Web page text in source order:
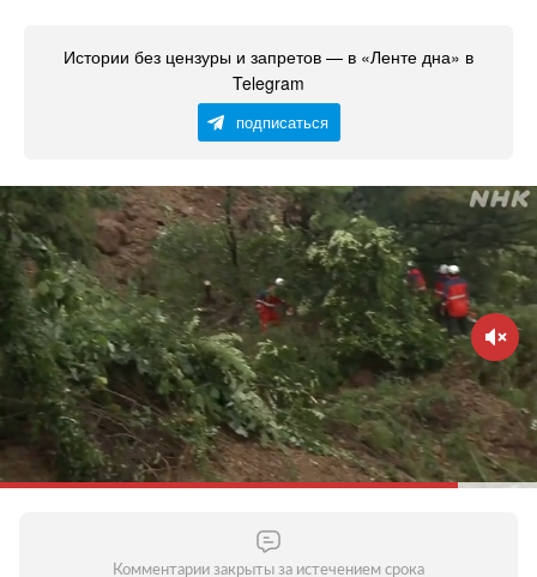
Истории без цензуры и запретов — в «Ленте дна» в
Telegram
подписаться
Комментарии закрыты за истечением срока